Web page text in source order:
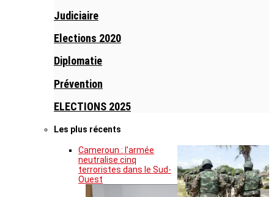
Judiciaire
Elections 2020
Diplomatie
Prévention
ELECTIONS 2025
Les plus récents
Cameroun : l’armée
neutralise cinq
terroristes dans le Sud-
Ouest